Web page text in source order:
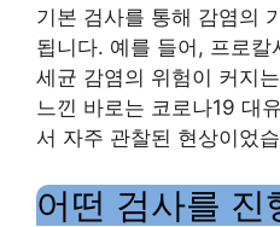
기본 검사를 통해 감염의
됩니다. 예를 들어, 프로칼
세균 감염의 위험이 커지
느낀 바로는 코로나19 대
서 자주 관찰된 현상이었
어떤 검사를 진